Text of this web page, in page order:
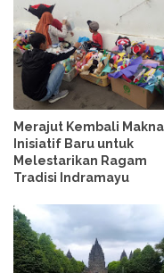
Merajut Kembali
Inisiatif Baru untuk
Melestarikan Ragam
Tradisi Indramayu